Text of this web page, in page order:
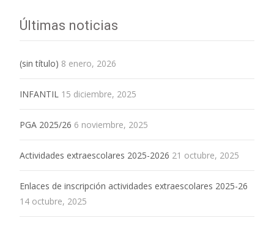
Últimas noticias
(sin título) 8 enero, 2026
INFANTIL 15 diciembre, 2025
PGA 2025/26 6 noviembre, 2025
Actividades extraescolares 2025-2026 21 octubre, 2025
Enlaces de inscripción actividades extraescolares 2025-26
14 octubre, 2025